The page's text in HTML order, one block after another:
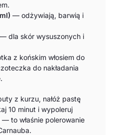
— odżywiają, barwią i
— dla skór wysuszonych i
z końskim włosiem do
do nakładania
z kurzu, nałóż pastę
10 minut i wypoleruj
to właśnie polerowanie